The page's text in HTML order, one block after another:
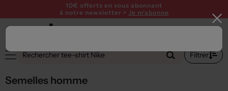
10€ offerts en vous abonnant
à notre newsletter > Je m'abonne
Filtrer
Semelles homme